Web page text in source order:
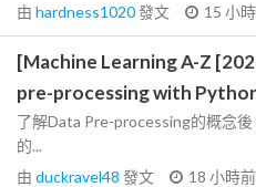
由 hardness1020發文 15 小
[Machine Learning A-Z
pre-processing with
了解Data Pre-processing的概念
的...
由 duckravel48 發文 18 小時前